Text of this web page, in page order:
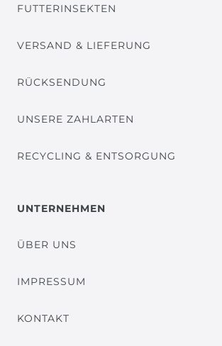
FUTTERINSEKTEN
VERSAND & LIEFERUNG
RÜCKSENDUNG
UNSERE ZAHLARTEN
RECYCLING & ENTSORGUNG
UNTERNEHMEN
ÜBER UNS
IMPRESSUM
KONTAKT